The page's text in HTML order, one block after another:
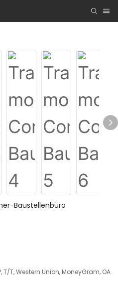
Baustellenbüro
T/T, Western Union, MoneyGram, OA